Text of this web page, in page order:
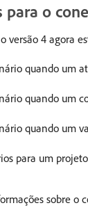
para o
versão 4 agora
quando um
quando um
quando um
para um
sobre o